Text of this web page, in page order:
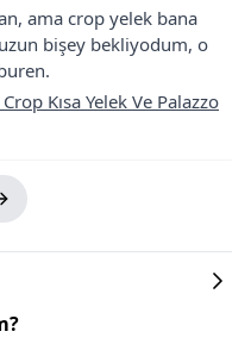
ama crop yelek bana
bişey bekliyodum, o
Kısa Yelek Ve Palazzo